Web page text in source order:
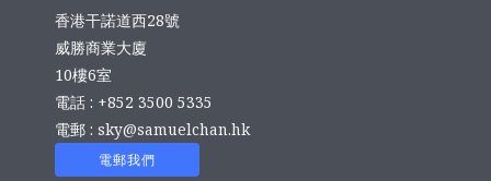
香港干諾道西28號
威勝商業大廈
10樓6室
電話 : +852 3500 5335
電郵 : sky@samuelchan.hk
電郵我們